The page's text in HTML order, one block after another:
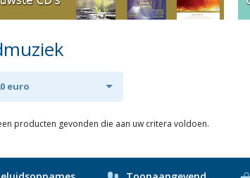
euro
producten gevonden die aan uw critera voldoen.